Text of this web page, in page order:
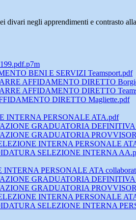
negli apprendimenti e contrasto
BENI E SERVIZI Teamsport.pdf
AFFIDAMENTO DIRETTO
AFFIDAMENTO DIRETTO
DIRETTO Magliette.pdf
INTERNA PERSONALE ATA.pdf
GRADUATORIA DEFINITIVA
GRADUATORIA
INTERNA PERSONALE
SELEZIONE INTERNA
PERSONALE ATA
GRADUATORIA DEFINITIVA
GRADUATORIA
INTERNA PERSONALE
SELEZIONE INTERNA